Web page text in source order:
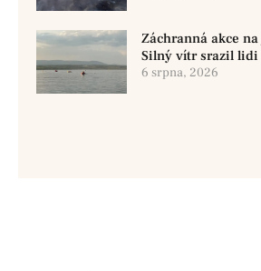
Záchranná akce
Silný vítr srazil lidi
dvě osoby se
6 srpna, 2026